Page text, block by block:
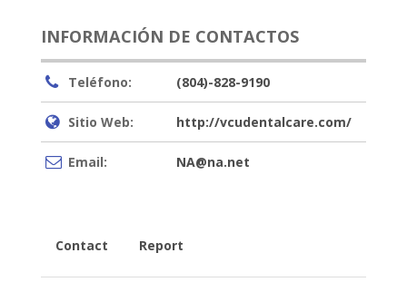
INFORMACIÓN DE CONTACTOS
Teléfono: (804)-828-9190
Sitio Web: http://vcudentalcare.com/
Email: NA@na.net
Contact Report